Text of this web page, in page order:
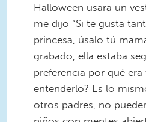
Halloween usara un
me dijo “Si te gusta
princesa, úsalo tú
grabado, ella estaba
preferencia por qué
entenderlo? Es lo
otros padres, no